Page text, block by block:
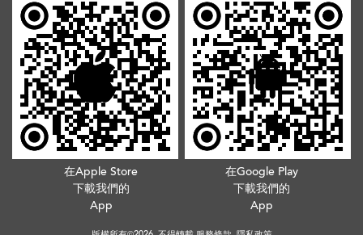
在Apple Store
下載我們的
App
在Google Play
下載我們的
App